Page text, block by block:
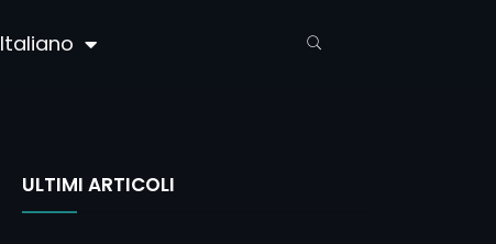
Italiano
ULTIMI ARTICOLI